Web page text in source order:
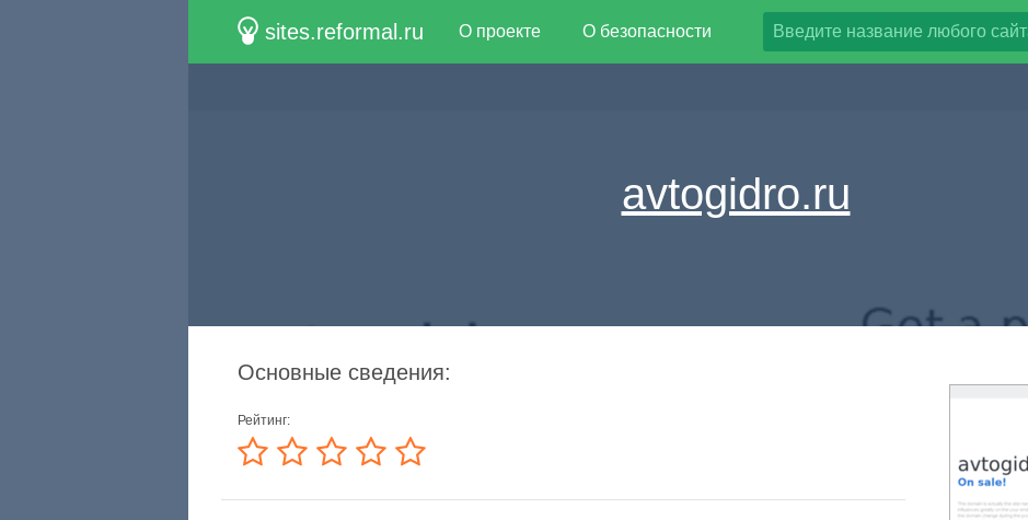
sites.reformal.ru О проекте О безопасности
avtogidro.ru
Основные сведения:
Рейтинг: